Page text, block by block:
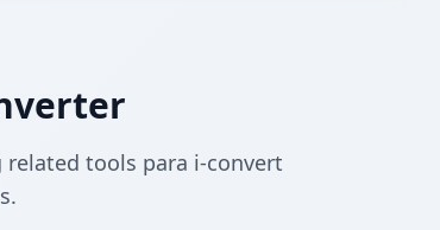
related tools para i-convert